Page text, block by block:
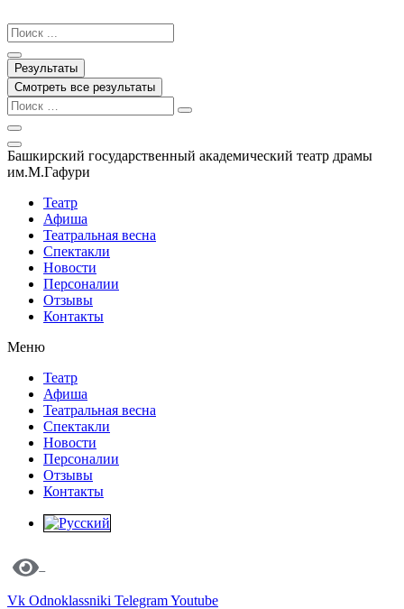
к
содержимому
Search
...
Результаты
Смотреть все результаты
Башкирский государственный академический театр драмы
им.М.Гафури
Театр
Афиша
Театральная весна
Спектакли
Новости
Персоналии
Отзывы
Контакты
Меню
Театр
Афиша
Театральная весна
Спектакли
Новости
Персоналии
Отзывы
Контакты
Vk Odnoklassniki TelegramYoutube